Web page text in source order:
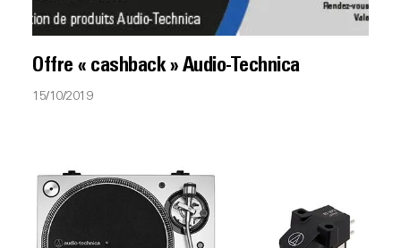
Offre « cashback » Audio-Technica
15/10/2019